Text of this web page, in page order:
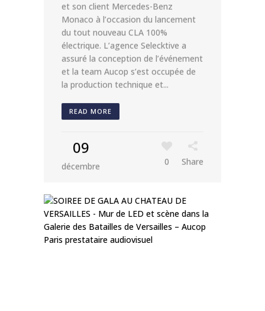
et son client Mercedes-Benz
Monaco à l’occasion du lancement
du tout nouveau CLA 100%
électrique. L’agence Selecktive a
assuré la conception de l’événement
et la team Aucop s’est occupée de
la production technique et...
READ MORE
09
décembre 0 Share